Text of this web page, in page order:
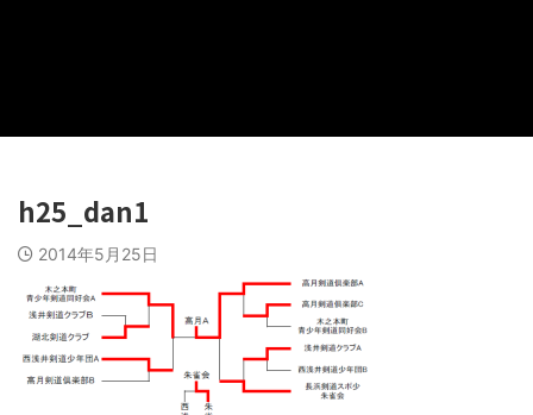
h25_dan1
2014年5月25日